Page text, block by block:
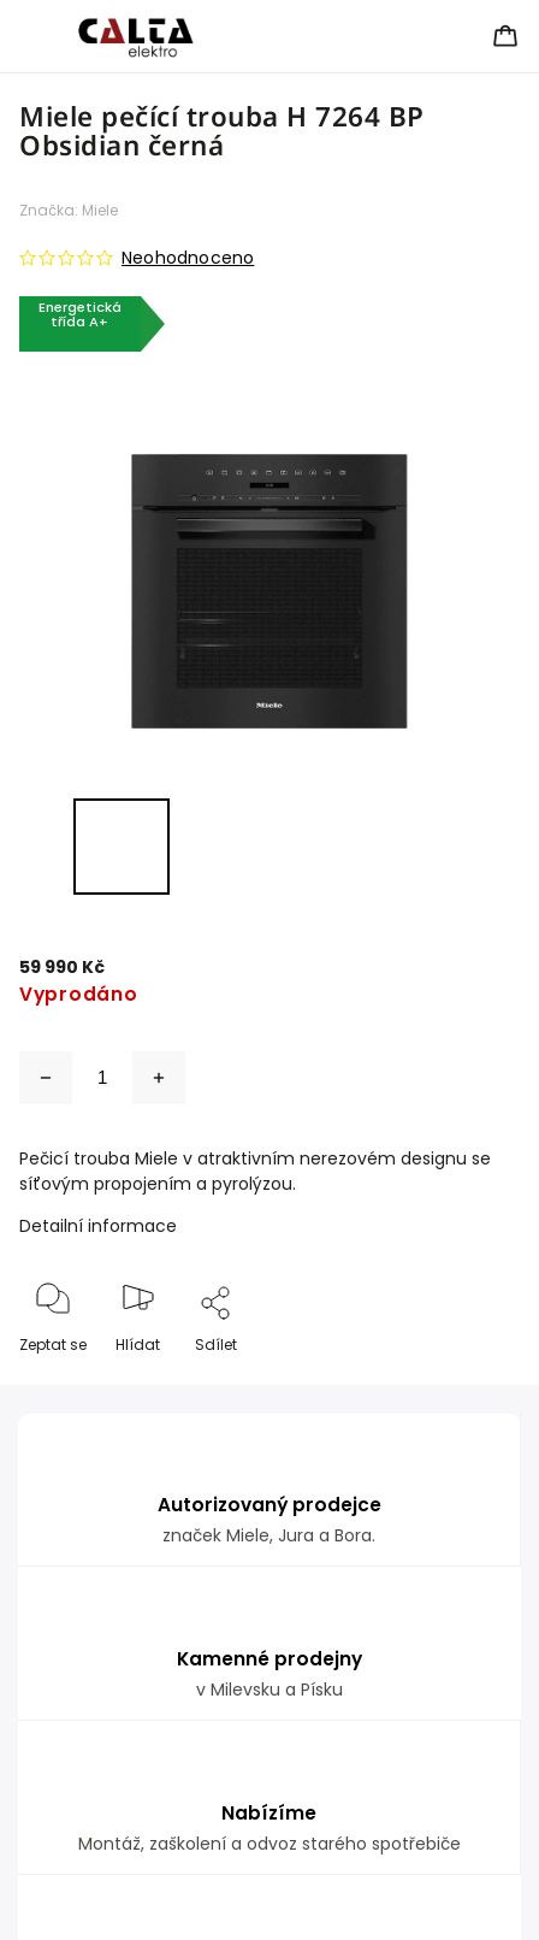
Miele pečící trouba H 7264 BP
Obsidian černá
Energetická
třída A+
Neohodnoceno
Značka: Miele
59 990 Kč
Vyprodáno
Pečicí trouba Miele v atraktivním nerezovém designu se
síťovým propojením a pyrolýzou.
Detailní informace
Zeptat se Hlídat Sdílet
Autorizovaný prodejce
značek Miele, Jura a Bora.
Kamenné prodejny
v Milevsku a Písku
Nabízíme
Montáž, zaškolení a odvoz starého spotřebiče